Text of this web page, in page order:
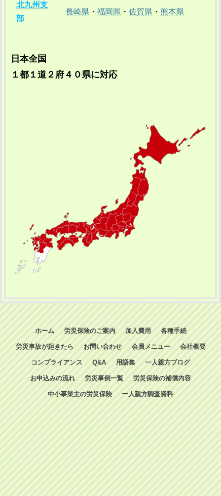
北九州支
部
長崎県 ・ 福岡県 ・ 佐賀県 ・ 熊本県
日本全国
１都１道２府４０県に対応
ホーム 労災保険のご案内 加入費用 各種手続
労災事故が起きたら お問い合わせ 会員メニュー 会社概要
コンプライアンス Q&A 用語集 一人親方ブログ
お申込みの流れ 労災事例一覧 労災保険の補償内容
中小事業主の労災保険 一人親方調査資料